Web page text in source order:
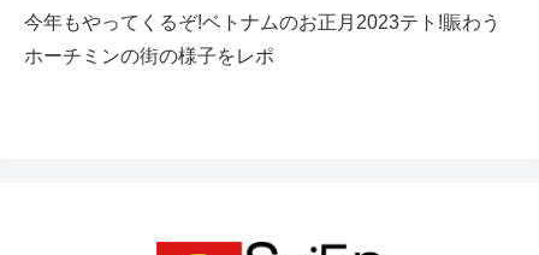
今年もやってくるぞ!ベトナムのお正月2023テト!賑わう
ホーチミンの街の様子をレポ